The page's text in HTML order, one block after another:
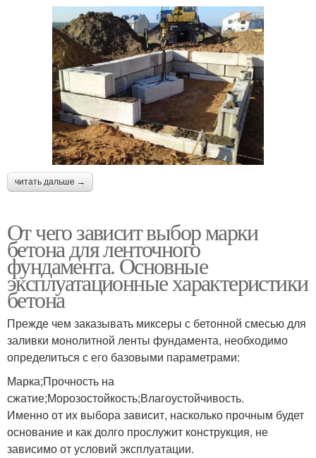
читать дальше →
От чего зависит выбор марки
бетона для ленточного
фундамента. Основные
эксплуатационные характеристики
бетона
Прежде чем заказывать миксеры с бетонной смесью для
заливки монолитной ленты фундамента, необходимо
определиться с его базовыми параметрами:
Марка;Прочность на
сжатие;Морозостойкость;Влагоустойчивость.
Именно от их выбора зависит, насколько прочным будет
основание и как долго прослужит конструкция, не
зависимо от условий эксплуатации.